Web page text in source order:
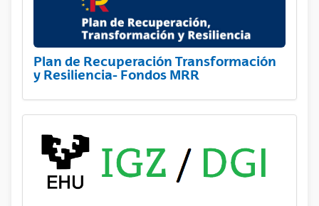
Plan de Recuperación Transformación
y Resiliencia- Fondos MRR